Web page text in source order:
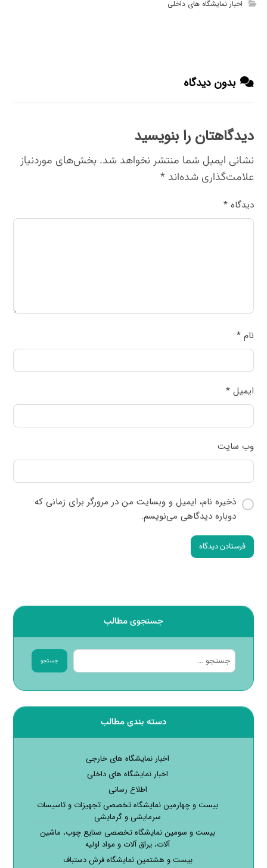
اخبار نمایشگاه های داخلی
بدون دیدگاه
دیدگاهتان را بنویسید
نشانی ایمیل شما منتشر نخواهد شد. بخش‌های موردنیاز
علامت‌گذاری شده‌اند*
دیدگاه*
نام*
ایمیل*
وب‌ سایت
ذخیره نام، ایمیل و وبسایت من در مرورگر برای زمانی که
دوباره دیدگاهی می‌نویسم.
فرستادن دیدگاه
جستجوی مطالب
جستجو
دسته بندی مطالب
اخبار نمایشگاه های خارجی
اخبار نمایشگاه های داخلی
اطلاع رسانی
بیست و چهارمین نمایشگاه تخصصی تجهیزات و تاسیسات
سرمایشی و گرمایشی
بیست و سومین نمایشگاه تخصصی صنایع چوب، ماشین
آلات، یراق آلات و مواد اولیه
بیست و هشتمین نمایشگاه فرش دستباف